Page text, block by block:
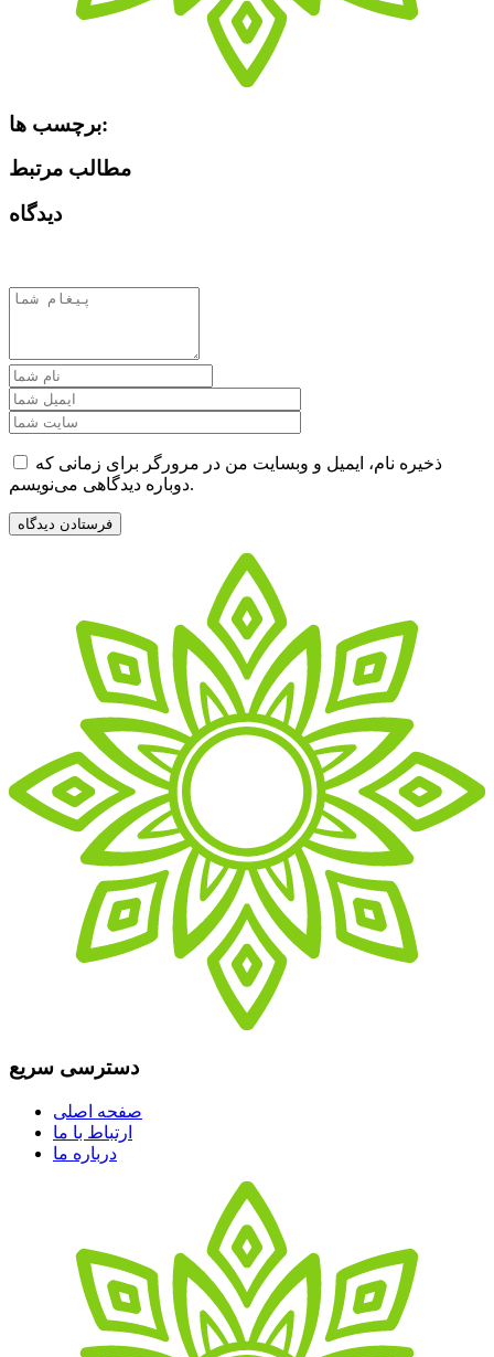
برچسب ها:
مطالب مرتبط
دیدگاه
ذخیره نام، ایمیل و وبسایت من در مرورگر برای زمانی که
دوباره دیدگاهی می‌نویسم.
دسترسی سریع
صفحه اصلی
ارتباط با ما
درباره ما